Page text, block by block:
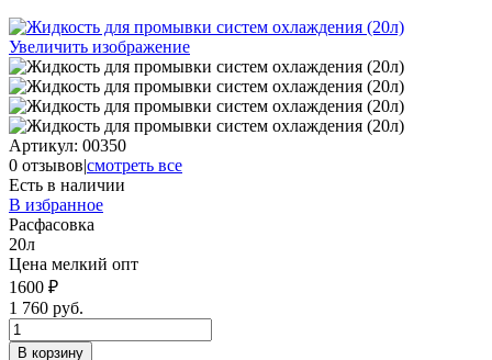
Увеличить изображение
Артикул: 00350
0 отзывов|смотреть все
Есть в наличии
В избранное
Расфасовка
20л
Цена мелкий опт
1600 ₽
1 760 руб.